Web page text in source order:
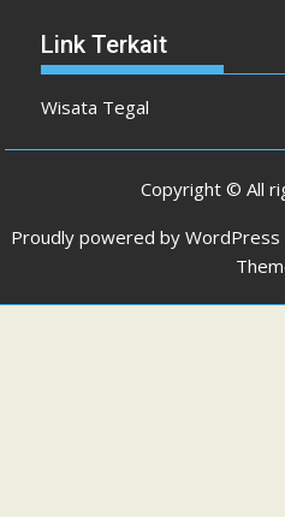
Link Terkait
Wisata Tegal
Copyright © All
Proudly powered by WordPress